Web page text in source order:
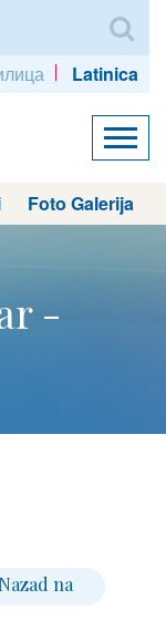
Latinica
Foto Galerija
-
Nazad na